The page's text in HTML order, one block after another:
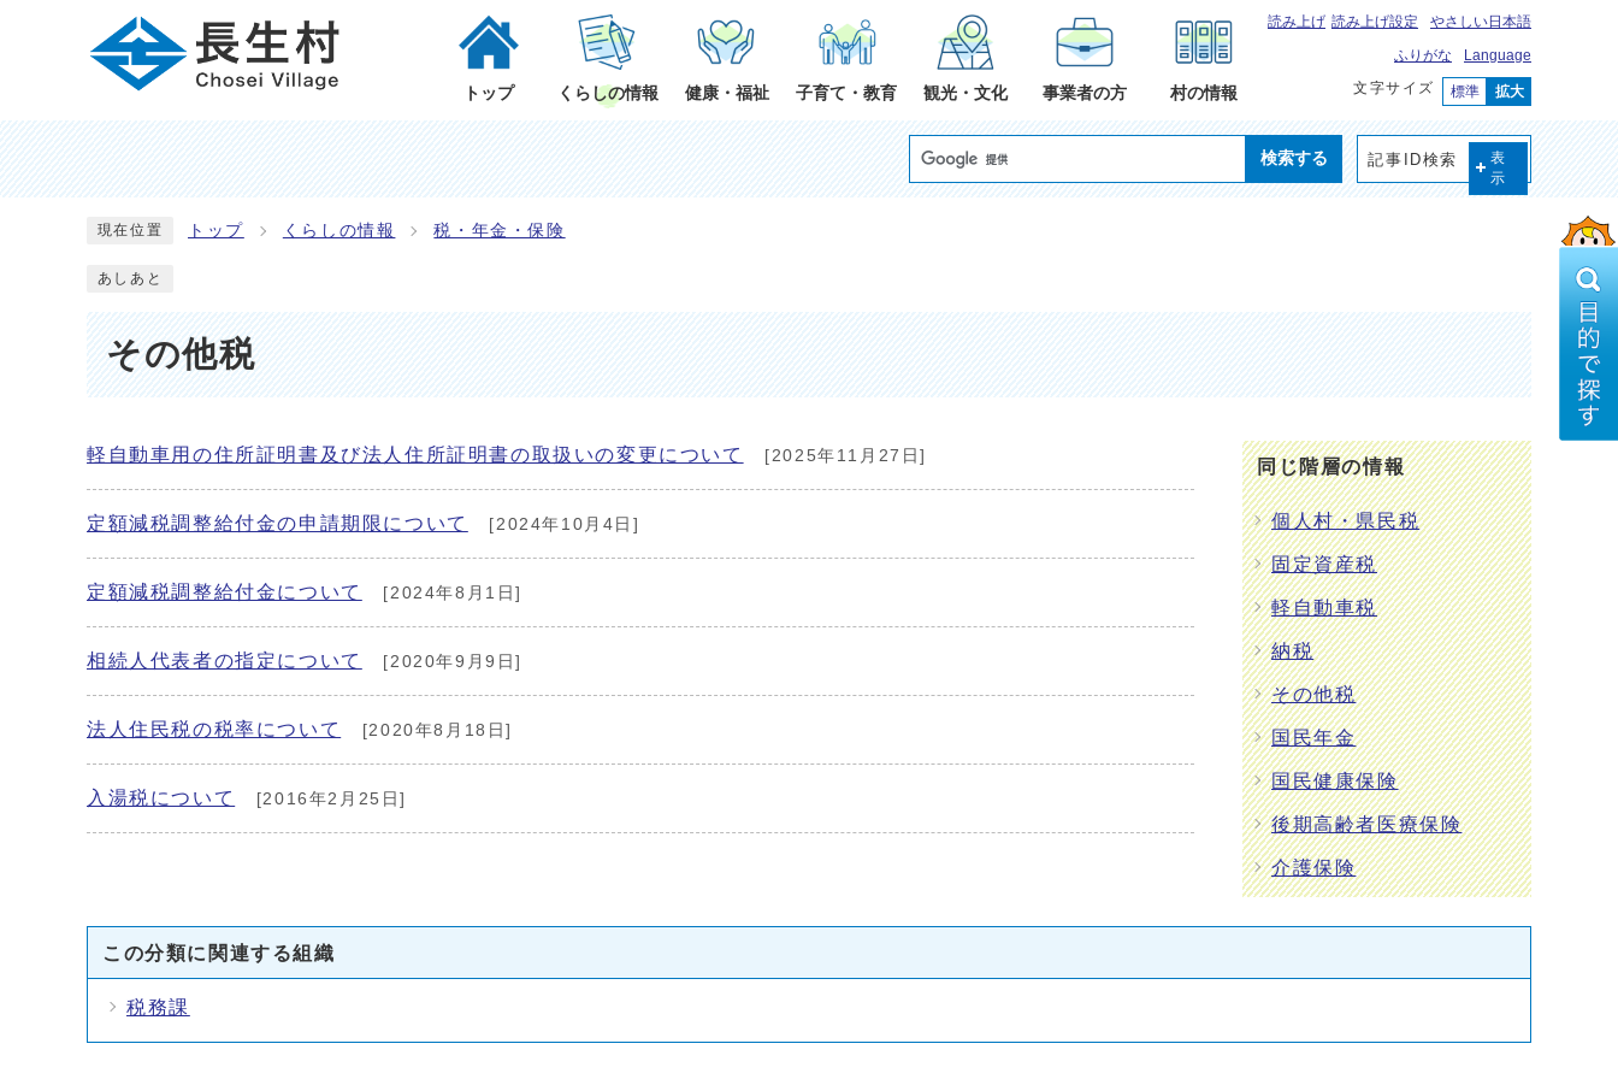
トップ くらしの情報 健康・福祉 子育て・教育 観光・文化 事業者の方 村の情報
読み上げ 読み上げ設定
やさしい日本語
ふりがな
Language
文字サイズ
標準 拡大
検索する 記事ID検索
表
示
現在位置 トップ くらしの情報 税・年金・保険
あしあと
その他税
軽自動車用の住所証明書及び法人住所証明書の取扱いの変更について [2025年11月27日]
定額減税調整給付金の申請期限について [2024年10月4日]
定額減税調整給付金について [2024年8月1日]
相続人代表者の指定について [2020年9月9日]
法人住民税の税率について [2020年8月18日]
入湯税について [2016年2月25日]
同じ階層の情報
個人村・県民税
固定資産税
軽自動車税
納税
その他税
国民年金
国民健康保険
後期高齢者医療保険
介護保険
この分類に関連する組織
税務課